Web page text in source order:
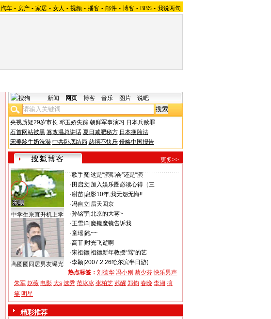
汽车 - 房产 - 家居 - 女人 - 视频 - 播客 - 邮件 - 博客 - BBS - 我说两句
新闻 网页 博客 音乐 图片 说吧
央视质疑29岁市长 邓玉娇失踪 朝鲜军事演习 日本兵赎罪
石首网站被黑 篡改温总讲话 夏日减肥秘方 日本瘦脸法
宋美龄牛奶洗澡 中共卧底结局 慈禧不快乐 侵略中国报告
更多>>
中学生乘直升机上学
高圆圆同居男友曝光
·歌手魔| 这是“演唱会”还是“演
· 田启文 加入娱乐圈必读心得（三
·谢苗| 息影10年,我无怨无悔!!
·冯自立 后天回京
·孙铭宇| 北京的大雾~
·王雪洋| 魔镜魔镜告诉我
·童瑶| 跑~~
·高菲| 时光飞逝啊
·宋祖德| 祖德新年教授“骂”的艺
·李颖| 2007.2.26哈尔滨半日游(
热点标签： 刘德华 冯小刚 蔡少芬 快乐男声
朱军 赵薇 电影 大s 选秀 范冰冰 张柏芝 苏醒 郑钧 春晚 李湘 搞
笑 明星
精彩推荐